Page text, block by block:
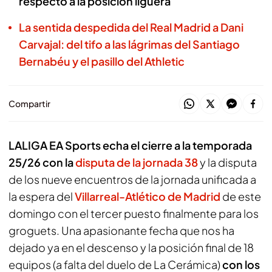
La sentida despedida del Real Madrid a Dani
Carvajal: del tifo a las lágrimas del Santiago
Bernabéu y el pasillo del Athletic
Compartir
LALIGA EA Sports echa el cierre a la temporada
25/26 con ladisputa de la jornada 38y la disputa
de los nueve encuentros de la jornada unificada a
la espera delVillarreal-Atlético de Madrid de este
domingo con el tercer puesto finalmente para los
groguets. Una apasionante fecha que nos ha
dejado ya en el descenso y la posición final de 18
equipos (a falta del duelo de La Cerámica)con los